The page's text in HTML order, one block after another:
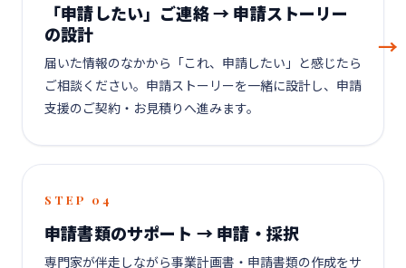
「申請したい」ご連絡 → 申請ストーリー
の設計
届いた情報のなかから「これ、申請したい」と感じたら
ご相談ください。申請ストーリーを一緒に設計し、申請
支援のご契約・お見積りへ進みます。
STEP 04
申請書類のサポート → 申請・採択
専門家が伴走しながら事業計画書・申請書類の作成をサ